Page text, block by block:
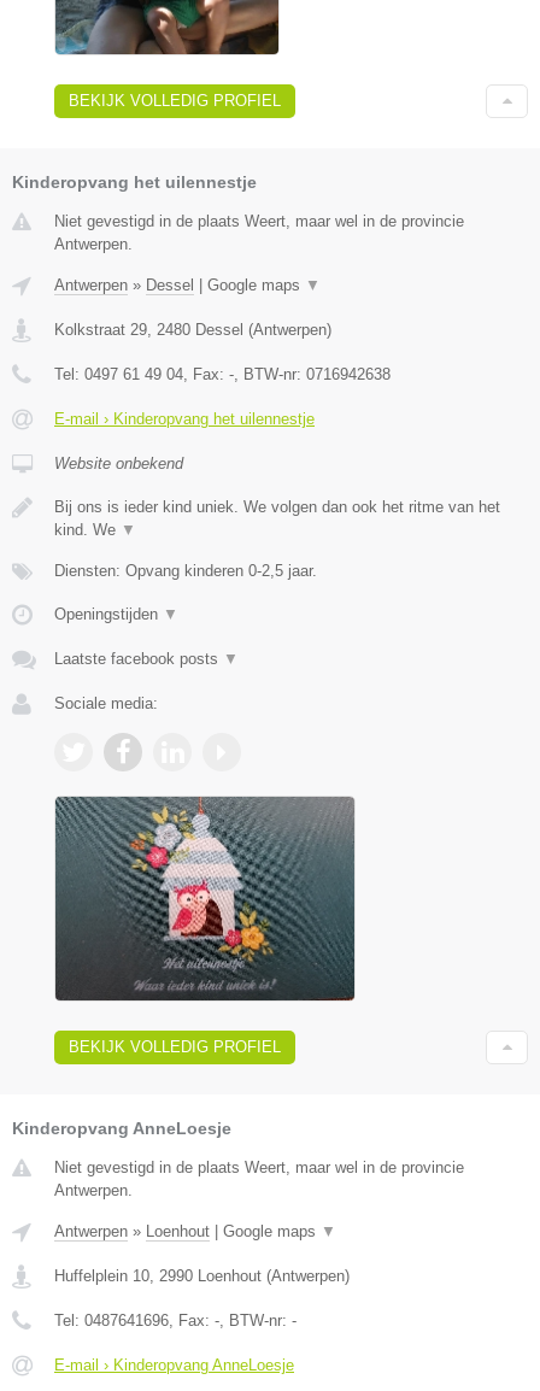
BEKIJK VOLLEDIG PROFIEL
Kinderopvang het uilennestje
Niet gevestigd in de plaats Weert, maar wel in de provincie
Antwerpen.
Antwerpen » Dessel Google maps ▼
Kolkstraat 29, 2480 Dessel (Antwerpen)
Tel: 0497 61 49 04, Fax: -, BTW-nr: 0716942638
E-mail › Kinderopvang het uilennestje
Website onbekend
Bij ons is ieder kind uniek. We volgen dan ook het ritme van het
kind. We ▼
Diensten: Opvang kinderen 0-2,5 jaar.
Openingstijden ▼
Laatste facebook posts ▼
Sociale media:
BEKIJK VOLLEDIG PROFIEL
Kinderopvang AnneLoesje
Niet gevestigd in de plaats Weert, maar wel in de provincie
Antwerpen.
Antwerpen » Loenhout Google maps ▼
Huffelplein 10 2990 Loenhout (Antwerpen)
Tel: 0487641696 , Fax: - , BTW-nr: -
E-mail › Kinderopvang AnneLoesje